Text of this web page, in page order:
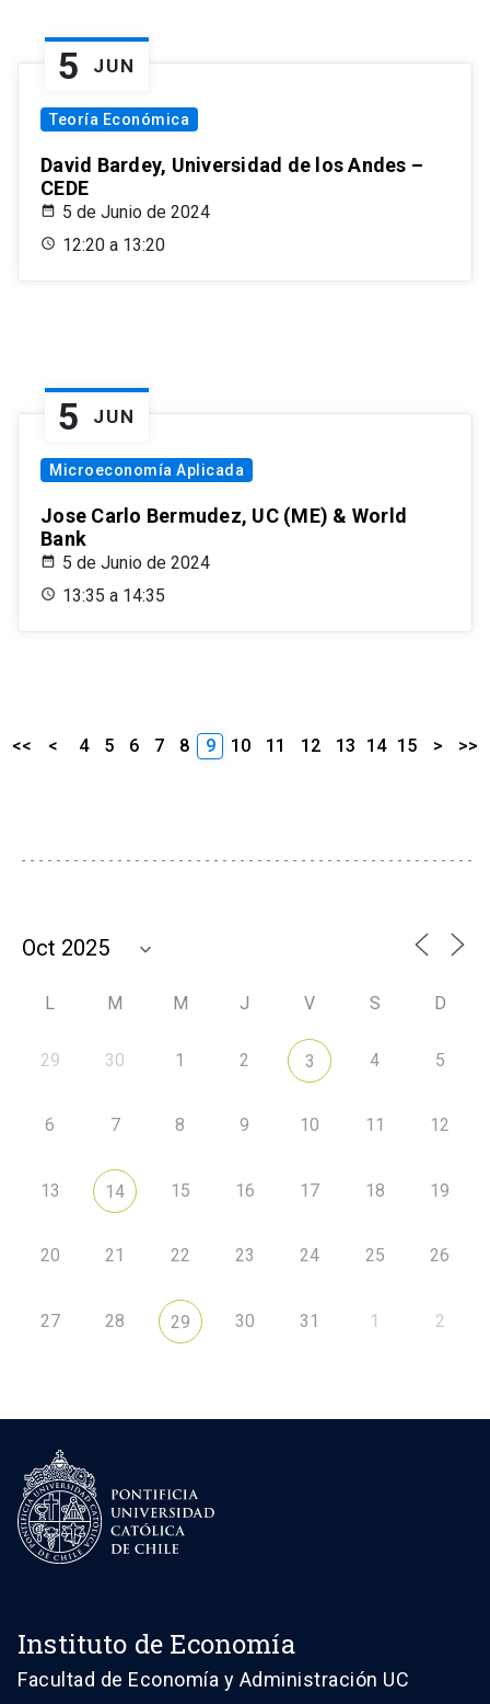
5 JUN
Teoría Económica
David Bardey, Universidad de los Andes –
CEDE
5 de Junio de 2024
12:20 a 13:20
5 JUN
Microeconomía Aplicada
Jose Carlo Bermudez, UC (ME) & World
Bank
5 de Junio de 2024
13:35 a 14:35
<< < 4 5 6 7 8 9 10 11 12 13 14 15 > >>
L M M J V S D
29 30 1 2 3 4 5
6 7 8 9 10 11 12
13 14 15 16 17 18 19
20 21 22 23 24 25 26
27 28 29 30 31 1 2
Instituto de Economía
Facultad de Economía y Administración UC